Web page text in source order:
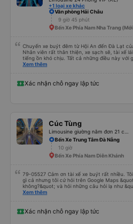
+1 loại xe khác
Văn phòng Hải Châu
9 giờ 45 phút
Bến Xe Phía Nam Nha Trang
Chuyến xe buýt đêm từ Hội An đến Đà Lạt
Nhân viên rất thân thiện, xe sạch sẽ, tài xế
tiếng ồn khó chịu. Tất cả những điều này với
bằng tiếng Anh rất suôn sẻ, vì vậy tôi rất
không được ăn trên xe, nhưng có nhà hàng
dừng. Bạn phải cởi giày và đi chân trần. Tại
cung cấp khi bạn xuống xe; bạn phải trả lại
chỗ ngồi hơn (có khoảng 35 chỗ, và tôi
chật). Tôi khuyên bạn nên chọn chỗ ngồi phía
Xem thêm
Xác nhận chỗ ngay lập tức
Cúc Tùng
Bến Xe Trung Tâm Đà Nẵng
10 giờ
Bến Xe Phía Nam Diên Khánh
79-05527 Cảm ơn tài xế xe buýt rất nhiều.
gì cả nhưng tôi cứ hỏi trên Google Maps
không?&quot; và hỏi những câu hỏi lạ như
khách sạn của chúng tôi không?&quot;
limousine vào buổi sáng. ngu ngốc đến mức
tài xế không ở đó, tôi vẫn đang suy nghĩ về
rất nguy hiểm.. Cảm ơn rất nhiều.. Cảm ơn
Xem thêm
Xác nhận chỗ ngay lập tức